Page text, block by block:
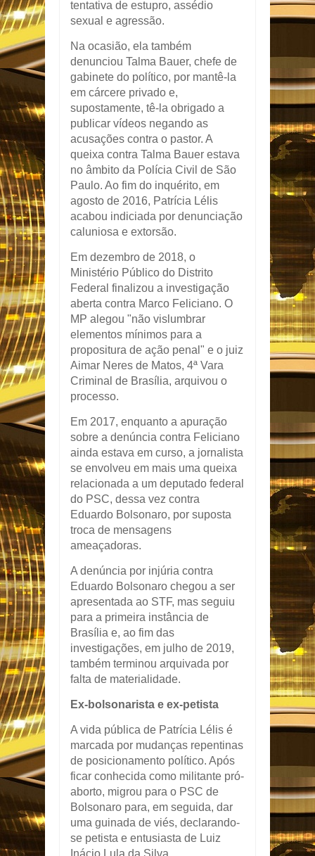
tentativa de estupro, assédio
sexual e agressão.
Na ocasião, ela também
denunciou Talma Bauer, chefe de
gabinete do político, por mantê-la
em cárcere privado e,
supostamente, tê-la obrigado a
publicar vídeos negando as
acusações contra o pastor. A
queixa contra Talma Bauer estava
no âmbito da Polícia Civil de São
Paulo. Ao fim do inquérito, em
agosto de 2016, Patrícia Lélis
acabou indiciada por denunciação
caluniosa e extorsão.
Em dezembro de 2018, o
Ministério Público do Distrito
Federal finalizou a investigação
aberta contra Marco Feliciano. O
MP alegou "não vislumbrar
elementos mínimos para a
propositura de ação penal" e o juiz
Aimar Neres de Matos, 4ª Vara
Criminal de Brasília, arquivou o
processo.
Em 2017, enquanto a apuração
sobre a denúncia contra Feliciano
ainda estava em curso, a jornalista
se envolveu em mais uma queixa
relacionada a um deputado federal
do PSC, dessa vez contra
Eduardo Bolsonaro, por suposta
troca de mensagens
ameaçadoras.
A denúncia por injúria contra
Eduardo Bolsonaro chegou a ser
apresentada ao STF, mas seguiu
para a primeira instância de
Brasília e, ao fim das
investigações, em julho de 2019,
também terminou arquivada por
falta de materialidade.
Ex-bolsonarista e ex-petista
A vida pública de Patrícia Lélis é
marcada por mudanças repentinas
de posicionamento político. Após
ficar conhecida como militante pró-
aborto, migrou para o PSC de
Bolsonaro para, em seguida, dar
uma guinada de viés, declarando-
se petista e entusiasta de Luiz